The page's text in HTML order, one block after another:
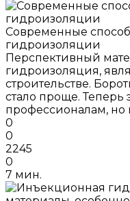
Современные
гидроизоляции
Перспективный
гидроизоляция,
строительстве.
стало проще. Теперь
профессионалам, но
0
0
2245
0
7 мин.